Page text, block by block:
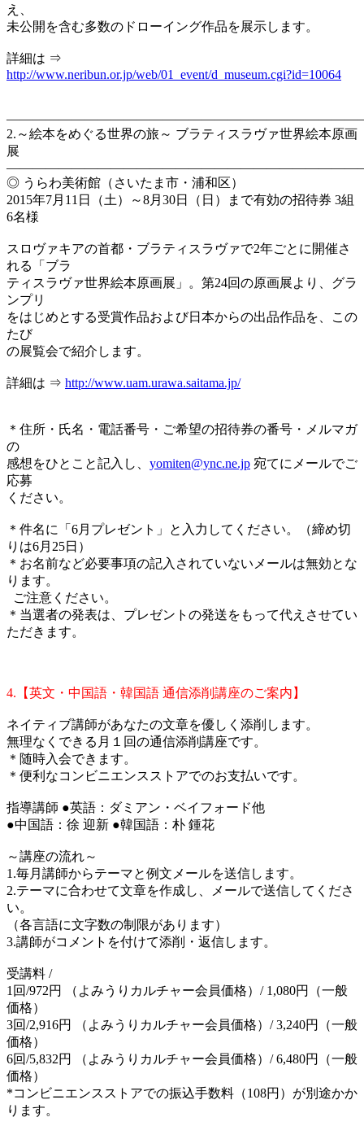
え、
未公開を含む多数のドローイング作品を展示します。
詳細は ⇒
http://www.neribun.or.jp/web/01_event/d_museum.cgi?id=10064
2.～絵本をめぐる世界の旅～ ブラティスラヴァ世界絵本原画
展
◎ うらわ美術館（さいたま市・浦和区）
2015年7月11日（土）～8月30日（日）まで有効の招待券 3組
6名様
スロヴァキアの首都・ブラティスラヴァで2年ごとに開催さ
れる「ブラ
ティスラヴァ世界絵本原画展」。第24回の原画展より、グラ
ンプリ
をはじめとする受賞作品および日本からの出品作品を、この
たび
の展覧会で紹介します。
詳細は ⇒ http://www.uam.urawa.saitama.jp/
＊住所・氏名・電話番号・ご希望の招待券の番号・メルマガ
の
感想をひとこと記入し、 yomiten@ync.ne.jp 宛てにメールでご
応募
ください。
＊件名に「6月プレゼント」と入力してください。（締め切
りは6月25日）
＊お名前など必要事項の記入されていないメールは無効とな
ります。
ご注意ください。
＊当選者の発表は、プレゼントの発送をもって代えさせてい
ただきます。
4.【英文・中国語・韓国語 通信添削講座のご案内】
ネイティブ講師があなたの文章を優しく添削します。
無理なくできる月１回の通信添削講座です。
＊随時入会できます。
＊便利なコンビニエンスストアでのお支払いです。
指導講師 ●英語：ダミアン・ベイフォード他
●中国語：徐 迎新 ●韓国語：朴 鍾花
～講座の流れ～
1.毎月講師からテーマと例文メールを送信します。
2.テーマに合わせて文章を作成し、メールで送信してくださ
い。
（各言語に文字数の制限があります）
3.講師がコメントを付けて添削・返信します。
受講料 /
1回/972円 （よみうりカルチャー会員価格）/ 1,080円（一般
価格）
3回/2,916円 （よみうりカルチャー会員価格）/ 3,240円（一般
価格）
6回/5,832円 （よみうりカルチャー会員価格）/ 6,480円（一般
価格）
*コンビニエンスストアでの振込手数料（108円）が別途かか
ります。